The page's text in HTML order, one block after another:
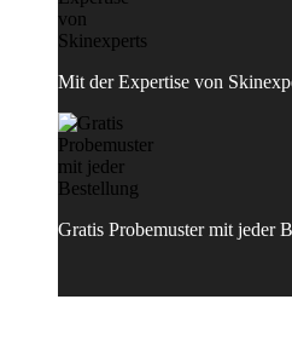
Mit der Expertise von
Gratis Probemuster mit jeder